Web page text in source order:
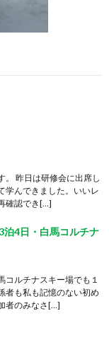
。 昨日は研修会に出席し
学んできました。いいレ
確認でき[…]
泊4日・白馬コルチナ
コルチナスキー場でも１
者も私も記憶のない初め
者のみなさ[…]